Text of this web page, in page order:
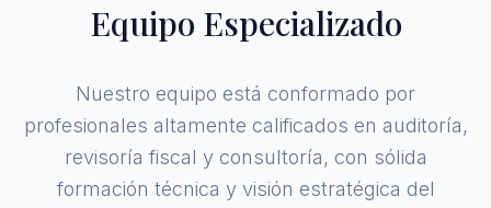
Equipo Especializado
Nuestro equipo está conformado por
profesionales altamente calificados en auditoría,
revisoría fiscal y consultoría, con sólida
formación técnica y visión estratégica del